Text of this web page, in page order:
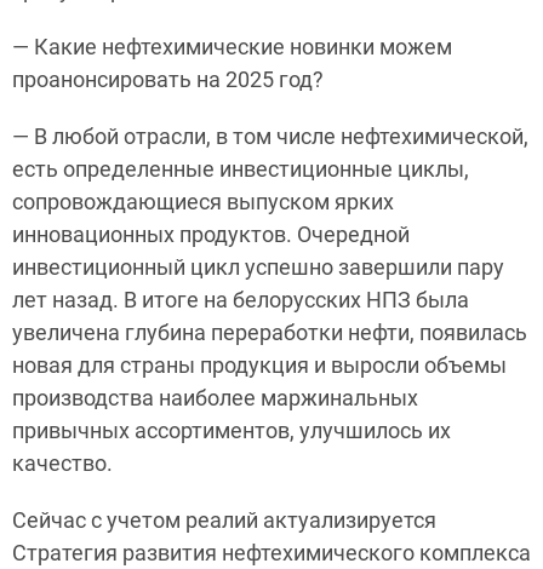
— Какие нефтехимические новинки можем
проанонсировать на 2025 год?
— В любой отрасли, в том числе нефтехимической,
есть определенные инвестиционные циклы,
сопровождающиеся выпуском ярких
инновационных продуктов. Очередной
инвестиционный цикл успешно завершили пару
лет назад. В итоге на белорусских НПЗ была
увеличена глубина переработки нефти, появилась
новая для страны продукция и выросли объемы
производства наиболее маржинальных
привычных ассортиментов, улучшилось их
качество.
Сейчас с учетом реалий актуализируется
Стратегия развития нефтехимического комплекса